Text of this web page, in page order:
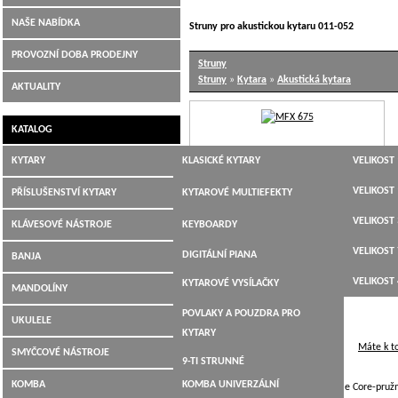
Struny pro akustickou kytaru 011-052
Struny
Struny » Kytara » Akustická kytara
Máte k
Struny pro akustickou kytaru, Flexible Core-
NAŠE NABÍDKA
PROVOZNÍ DOBA PRODEJNY
AKTUALITY
KATALOG
KYTARY KLASICKÉ KYTARY
JUMBO,
12-TI STRUNNÉ
9-TI STRUNNÉ
PŘÍSLUŠENSTVÍ KYTARY KYTAROVÉ MULTIEFEKTY
LADIČKY
KYTAROVÉ KABELY
KYTAROVÉ VYSÍLAČKY
POVLAKY A POUZDRA PRO
KYTARY
KLÁVESOVÉ NÁSTROJE KEYBOARDY
DIGITÁLNÍ PIANA
BANJA
MANDOLÍNY
UKULELE
SMYČCOVÉ NÁSTROJE
KOMBA KOMBA UNIVERZÁLNÍ